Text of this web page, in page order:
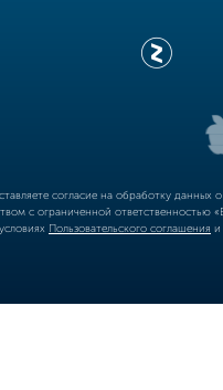
согласие на обработку
с ограниченной
Пользовательского соглашения и